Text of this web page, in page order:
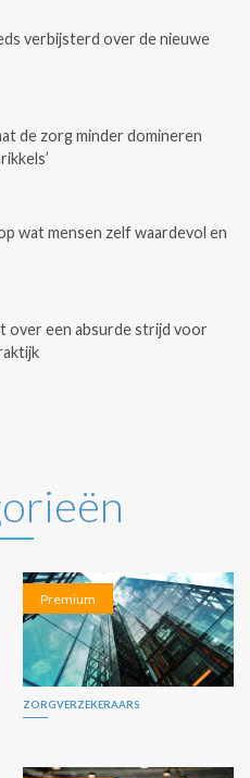
verbijsterd over de nieuwe
de zorg minder domineren
wat mensen zelf waardevol en
over een absurde strijd voor
Premium
ZORGVERZEKERAARS